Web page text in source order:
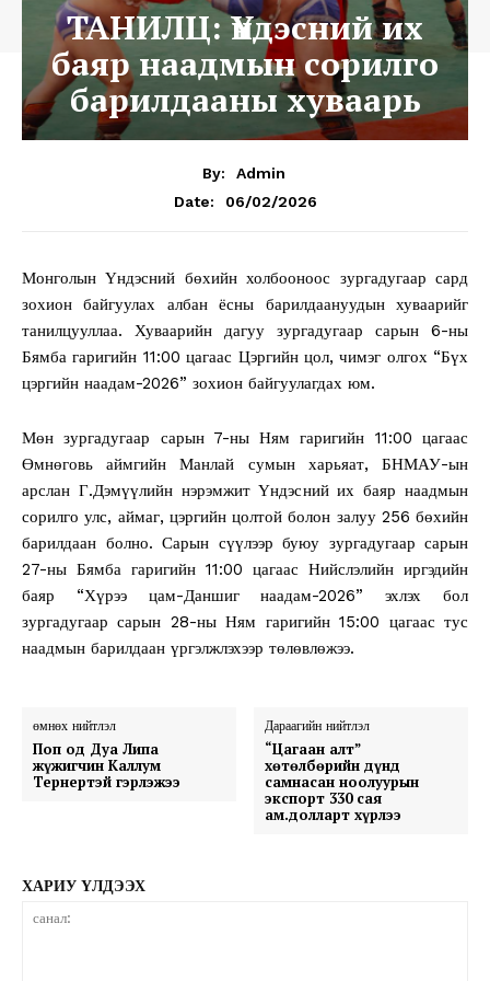
ТАНИЛЦ: Үндэсний их
баяр наадмын сорилго
барилдааны хуваарь
By:
Admin
Date:
06/02/2026
Монголын Үндэсний бөхийн холбооноос зургадугаар сард
зохион байгуулах албан ёсны барилдаануудын хуваарийг
танилцууллаа. Хуваарийн дагуу зургадугаар сарын 6-ны
Бямба гаригийн 11:00 цагаас Цэргийн цол, чимэг олгох “Бүх
цэргийн наадам-2026” зохион байгуулагдах юм.
Мөн зургадугаар сарын 7-ны Ням гаригийн 11:00 цагаас
Өмнөговь аймгийн Манлай сумын харьяат, БНМАУ-ын
арслан Г.Дэмүүлийн нэрэмжит Үндэсний их баяр наадмын
сорилго улс, аймаг, цэргийн цолтой болон залуу 256 бөхийн
барилдаан болно. Сарын сүүлээр буюу зургадугаар сарын
27-ны Бямба гаригийн 11:00 цагаас Нийслэлийн иргэдийн
баяр “Хүрээ цам-Даншиг наадам-2026” эхлэх бол
зургадугаар сарын 28-ны Ням гаригийн 15:00 цагаас тус
наадмын барилдаан үргэлжлэхээр төлөвлөжээ.
өмнөх нийтлэл
Поп од Дуа Липа
жүжигчин Каллум
Тернертэй гэрлэжээ
Дараагийн нийтлэл
“Цагаан алт”
хөтөлбөрийн дүнд
самнасан ноолуурын
экспорт 330 сая
ам.долларт хүрлээ
ХАРИУ ҮЛДЭЭХ